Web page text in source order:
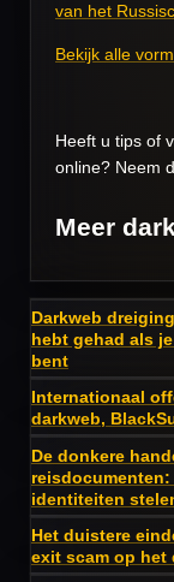
van het
Bekijk alle
Heeft u tips of
online? Neem
Meer
Darkweb
hebt gehad als
bent
Internationaal
darkweb,
De donkere
identiteiten
Het duistere
exit scam op het